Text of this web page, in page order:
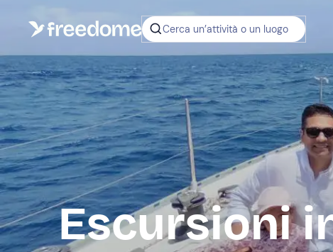
Cerca un’attività o un luogo
Escursioni